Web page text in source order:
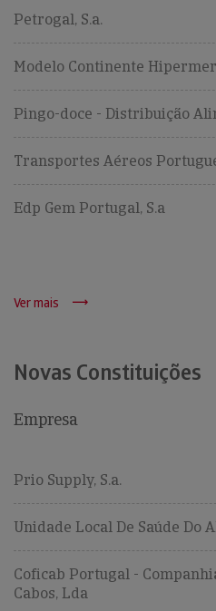
Petrogal, S.a.
Modelo Continente
Pingo-doce - Distribuição
Transportes Aéreos
Edp Gem Portugal, S.a
Ver mais
Novas Constituições
Empresa
Prio Supply, S.a.
Unidade Local De Saúde Do
Coficab Portugal -
Cabos, Lda